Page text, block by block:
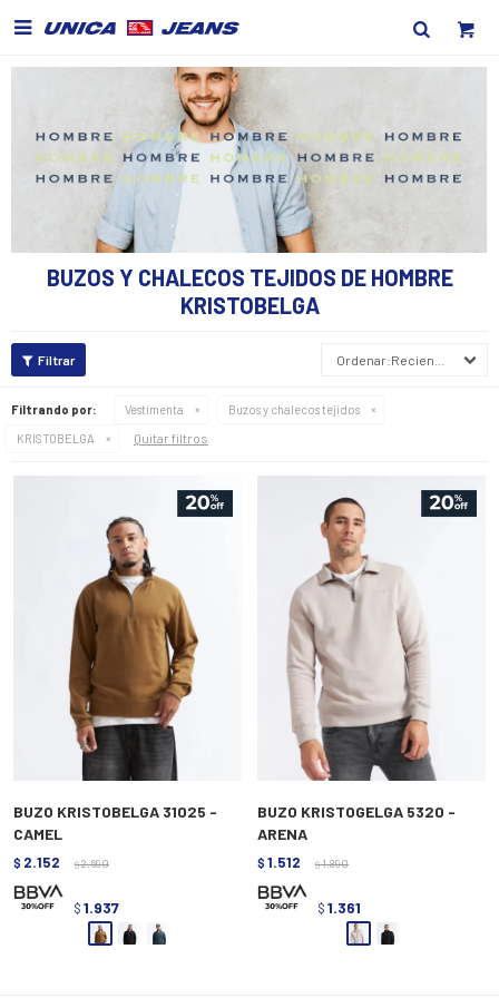

BUZOS Y CHALECOS TEJIDOS DE HOMBRE
KRISTOBELGA
Recientes
Filtrando por: Vestimenta
Buzos y chalecos tejidos
KRISTOBELGA
Quitar filtros
BUZO KRISTOBELGA 31025 -
CAMEL
$ 2.152 $ 2.690
$ 1.937
BUZO KRISTOGELGA 5320 -
ARENA
$ 1.512 $ 1.890
$ 1.361